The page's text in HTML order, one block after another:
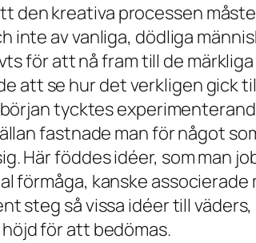
den kreativa processen
inte av vanliga, dödliga
för att nå fram till de
att se hur det verkligen gick
tycktes
fastnade man för något
Här föddes idéer, som man
förmåga, kanske
steg så vissa idéer till
för att bedömas.